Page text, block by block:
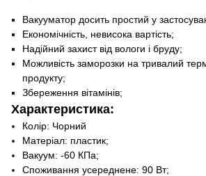
Вакууматор досить простий у
Економічність, невисока вартість;
Надійний захист від вологи і бруду;
Можливість заморозки на тривалий
продукту;
Збереження вітамінів;
Характеристика:
Колір: Чорний
Матеріал: пластик;
Вакуум: -60 КПа;
Споживання усереднене: 90 Вт;